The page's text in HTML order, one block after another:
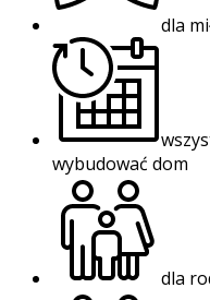
dla
wybudować dom
dla